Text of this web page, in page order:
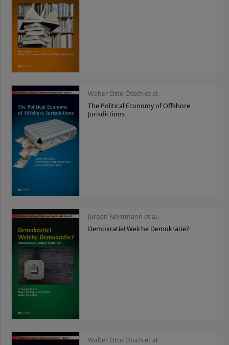
Walter Otto Ötsch et al.
The Political Economy of Offshore
Jurisdictions
Jürgen Nordmann et al.
Demokratie! Welche Demokratie?
Walter Otto Ötsch et al.